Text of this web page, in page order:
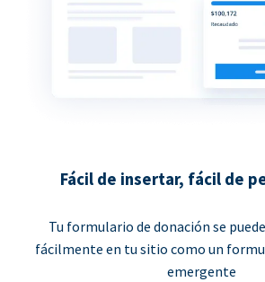
Fácil de insertar, fácil de
Tu formulario de donación se
fácilmente en tu sitio como un
emergente